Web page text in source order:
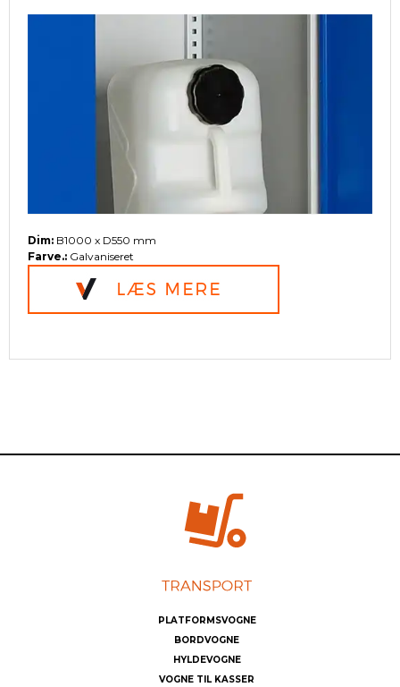
Dim: B1000 x D550 mm
Farve.: Galvaniseret
PLATFORMSVOGNE
BORDVOGNE
HYLDEVOGNE
VOGNE TIL KASSER